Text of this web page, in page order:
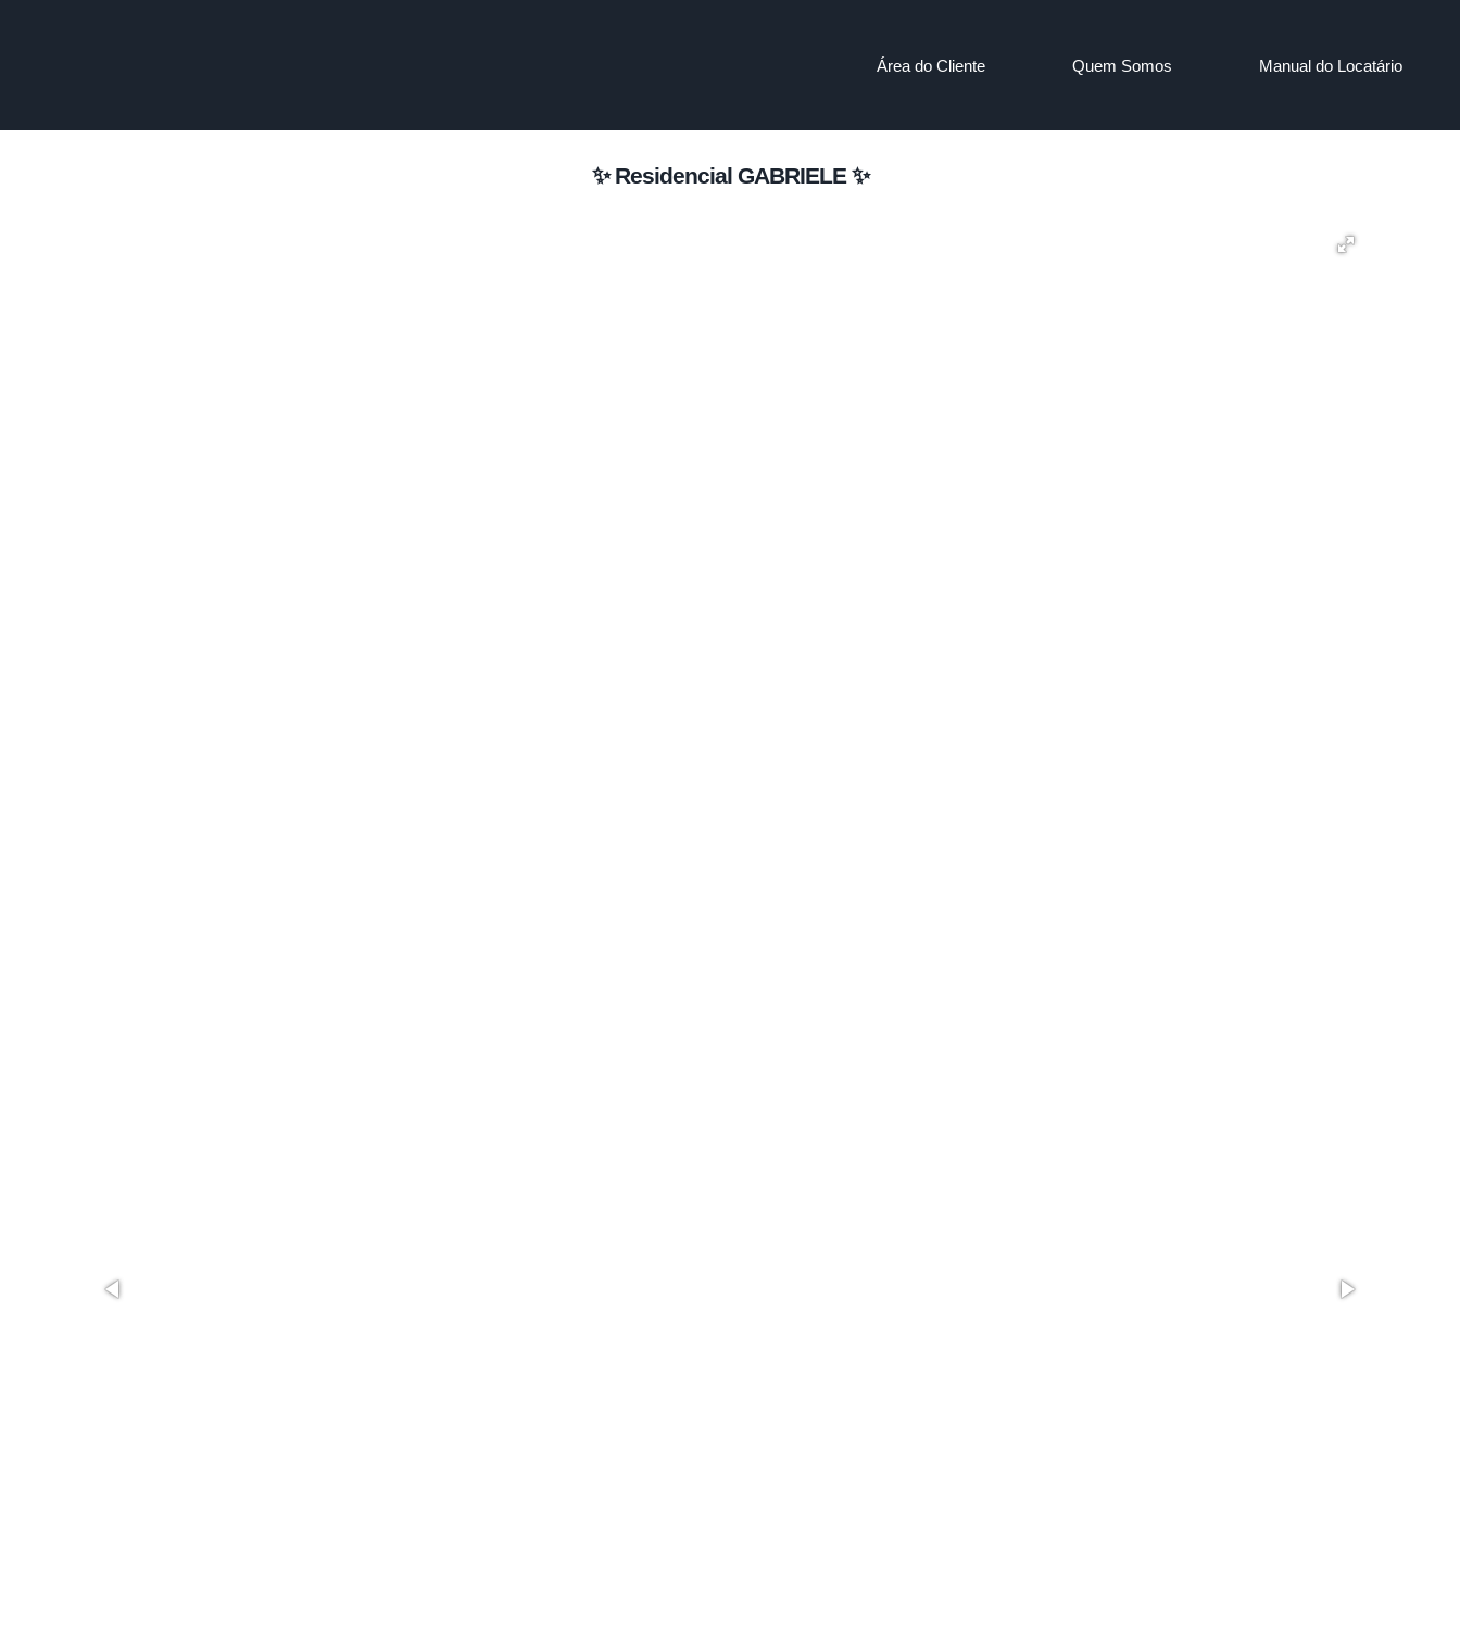
Área do Cliente Quem Somos Manual do Locatário
✨ Residencial GABRIELE ✨